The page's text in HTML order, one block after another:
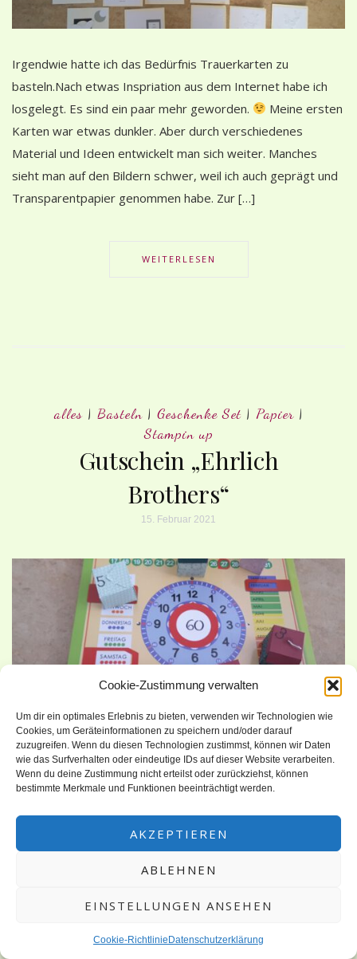
Cookie-Zustimmung verwalten
Um dir ein optimales Erlebnis zu bieten, verwenden wir Technologien wie
Cookies, um Geräteinformationen zu speichern und/oder darauf
zuzugreifen. Wenn du diesen Technologien zustimmst, können wir Daten
wie das Surfverhalten oder eindeutige IDs auf dieser Website verarbeiten.
Wenn du deine Zustimmung nicht erteilst oder zurückziehst, können
bestimmte Merkmale und Funktionen beeinträchtigt werden.
AKZEPTIEREN
ABLEHNEN
EINSTELLUNGEN ANSEHEN
Cookie-Richtlinie Datenschutzerklärung
Irgendwie hatte ich das Bedürfnis Trauerkarten zu
basteln.Nach etwas Inspriation aus dem Internet habe ich
losgelegt. Es sind ein paar mehr geworden.
Meine ersten
Karten war etwas dunkler. Aber durch verschiedenes
Material und Ideen entwickelt man sich weiter. Manches
sieht man auf den Bildern schwer, weil ich auch geprägt und
Transparentpapier genommen habe. Zur […]
WEITERLESEN
alles| Basteln| Geschenke Set | Papier|
Stampin up
Gutschein „Ehrlich
Brothers“
15. Februar 2021
Meine Tante hat zu ihrem 60. Geburtstag Karten für die
„Ehrlich Brothers“ bekommen. Wir wollten die Karten nicht
dann der Gedanke kleine Kisten zu machen, in denen kleine
„Tricks“ enthalten sind. Also habe ich losgelegt mit falten,
stanzen und kleben. Dank verschiedener Hilfmittel geht es